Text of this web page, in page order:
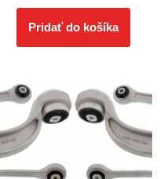
Pridať do košíka